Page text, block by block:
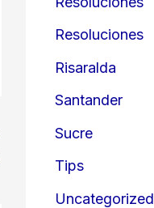
Resoluciones
Risaralda
Santander
Sucre
Tips
Uncategorized